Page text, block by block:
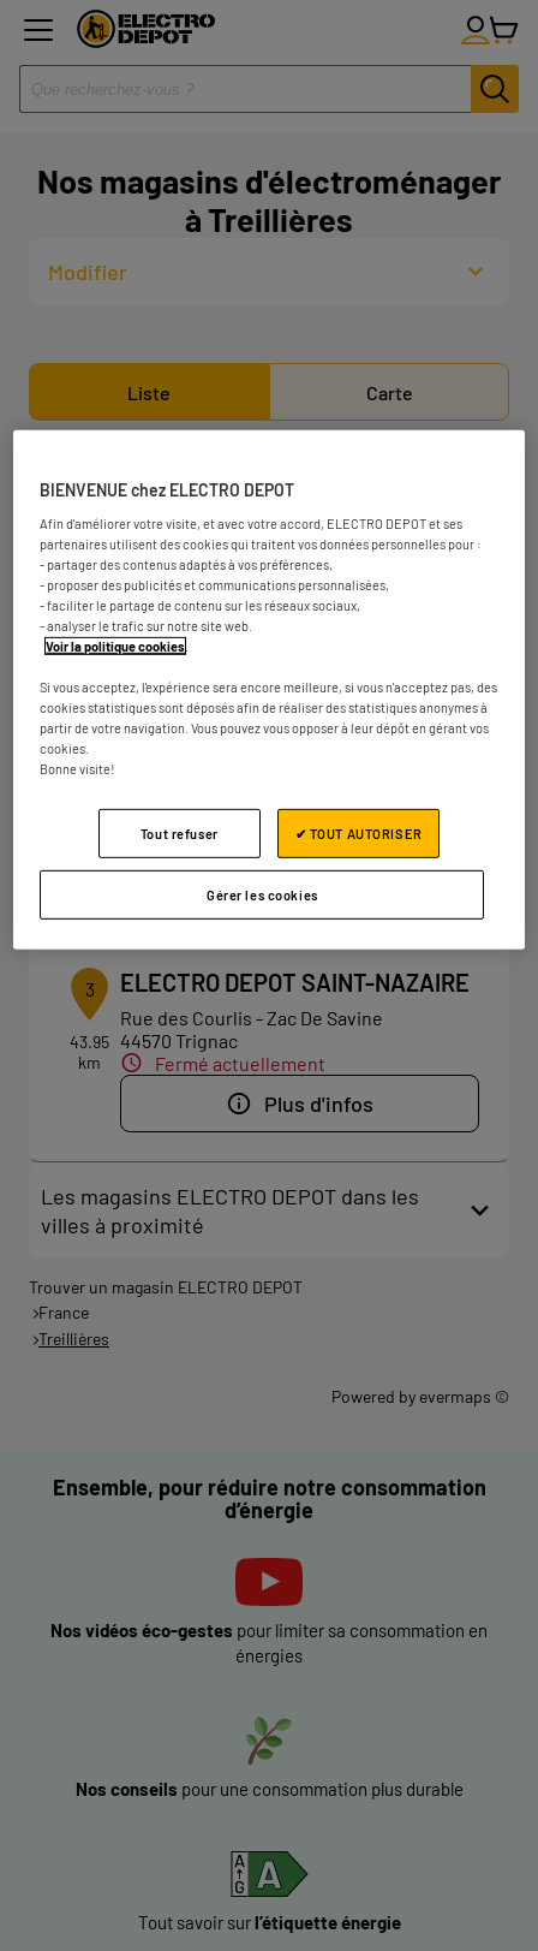
Nos magasins d'électroménager
à Treillières
Modifier
Liste Carte
1
6.48 km
ORVAULT
380 route de Vannes
44700 Orvault
Fermé actuellement
Numéro
2
km
ELECTRO DEPOT NANTES -
44115 Basse-Goulaine
Fermé actuellement
Numéro Plus d'infos
3
43.95
km
ELECTRO DEPOT SAINT-NAZAIRE
Rue des Courlis - Zac De Savine
44570 Trignac
Fermé actuellement
Plus d'infos
Les magasins ELECTRO DEPOT dans les
villes à proximité
Trouver un magasin ELECTRO DEPOT
France
Treillières
Powered by evermaps ©
Ensemble, pour réduire notre consommation
d’énergie
Nos vidéos éco-gestes pour limiter sa consommation en
énergies
Nos conseils pour une consommation plus durable
Tout savoir surl’étiquette énergie
BIENVENUE chez ELECTRO DEPOT
Afin d'améliorer votre visite, et avec votre accord, ELECTRO DEPOT et ses
partenaires utilisent des cookies qui traitent vos données personnelles pour :
- partager des contenus adaptés à vos préférences,
- proposer des publicités et communications personnalisées,
- faciliter le partage de contenu sur les réseaux sociaux,
- analyser le trafic sur notre site web.
Voir la politique cookies
Si vous acceptez, l'expérience sera encore meilleure, si vous n'acceptez pas, des
cookies statistiques sont déposés afin de réaliser des statistiques anonymes à
partir de votre navigation. Vous pouvez vous opposer à leur dépôt en gérant vos
cookies.
Bonne visite!
Gérer les cookies
Tout refuser ✔ TOUT AUTORISER